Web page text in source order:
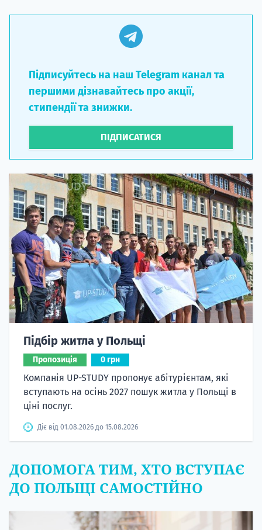
Підписуйтесь на наш Telegram канал та
першими дізнавайтесь про акції,
стипендії та знижки.
ПІДПИСАТИСЯ
Підбір житла у Польщі
Пропозиція 0 грн
Компанія UP-STUDY пропонує абітурієнтам, які
вступають на осінь 2027 пошук житла у Польщі в
ціні послуг.
Діє від 01.08.2026 до 15.08.2026
ДОПОМОГА ТИМ, ХТО ВСТУПАЄ
ДО ПОЛЬЩІ САМОСТІЙНО